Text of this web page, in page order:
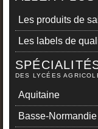
Les produits de
Les labels de
DES LYCÉES
Aquitaine
Basse-Normandie